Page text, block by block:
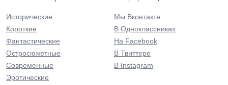
Исторические
Короткие
Фантастические
Остросюжетные
Современные
Эротические
Мы Вконтакте
В Одноклассниках
На Facebook
В Твиттере
В Instagram